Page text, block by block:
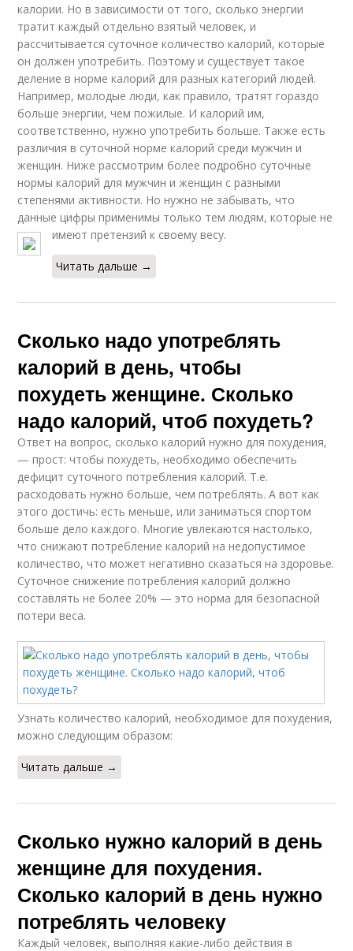
калории. Но в зависимости от того, сколько энергии
тратит каждый отдельно взятый человек, и
рассчитывается суточное количество калорий, которые
он должен употребить. Поэтому и существует такое
деление в норме калорий для разных категорий людей.
Например, молодые люди, как правило, тратят гораздо
больше энергии, чем пожилые. И калорий им,
соответственно, нужно употребить больше. Также есть
различия в суточной норме калорий среди мужчин и
женщин. Ниже рассмотрим более подробно суточные
нормы калорий для мужчин и женщин с разными
степенями активности. Но нужно не забывать, что
данные цифры применимы только тем людям, которые не
имеют претензий к своему весу.
Читать дальше →
Сколько надо употреблять
калорий в день, чтобы
похудеть женщине. Сколько
надо калорий, чтоб похудеть?
Ответ на вопрос, сколько калорий нужно для похудения,
— прост: чтобы похудеть, необходимо обеспечить
дефицит суточного потребления калорий. Т.е.
расходовать нужно больше, чем потреблять. А вот как
этого достичь: есть меньше, или заниматься спортом
больше дело каждого. Многие увлекаются настолько,
что снижают потребление калорий на недопустимое
количество, что может негативно сказаться на здоровье.
Суточное снижение потребления калорий должно
составлять не более 20% — это норма для безопасной
потери веса.
Узнать количество калорий, необходимое для похудения,
можно следующим образом:
Читать дальше →
Сколько нужно калорий в день
женщине для похудения.
Сколько калорий в день нужно
потреблять человеку
Каждый человек, выполняя какие-либо действия в